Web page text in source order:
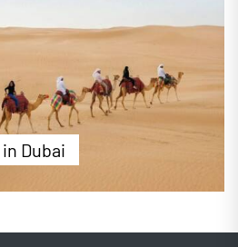
sind und Besucher mit tollen
Angeboten
Dubai
in Dubai in der